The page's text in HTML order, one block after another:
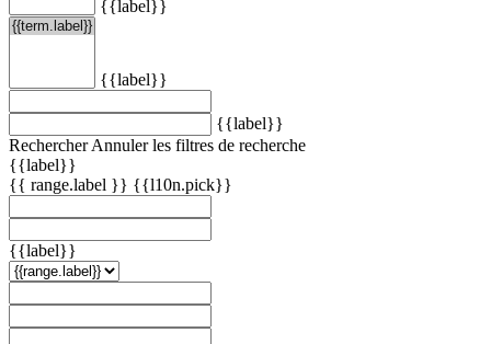
{{label}}
{{label}}
{{label}}
Rechercher Annuler les filtres de recherche
{{label}}
{{ range.label }} {{l10n.pick}}
{{label}}